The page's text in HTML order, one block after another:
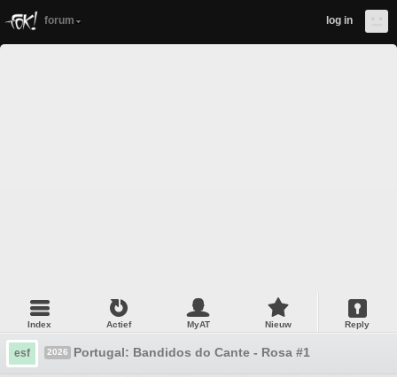
forum log in
Index Actief MyAT Nieuw Reply
esf 2026 Portugal: Bandidos do Cante - Rosa #1